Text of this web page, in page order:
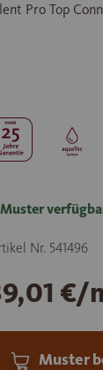
Pro Top
Muster
Nr. 541496
€/
Muster